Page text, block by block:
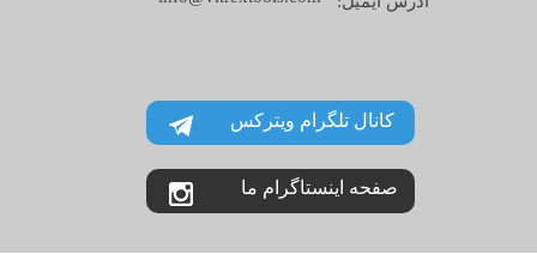
کانال تلگرام ویترکس
صفحه اینستاگرام ما